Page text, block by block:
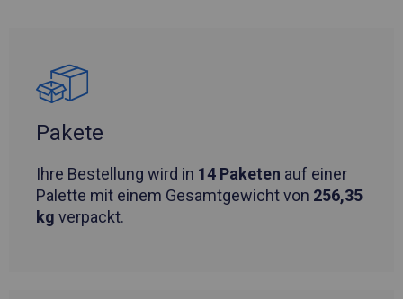
Pakete
Ihre Bestellung wird in 14 Paketen auf einer
Palette mit einem Gesamtgewicht von 256,35
kg verpackt.